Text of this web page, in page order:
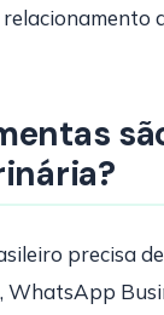
precisa
WhatsApp